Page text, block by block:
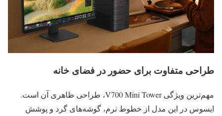
طراحی متفاوت برای حضور در فضای خانه
مهم‌ترین ویژگی V700 Mini Tower، طراحی ظاهری آن است.
ایسوس در این مدل از خطوط نرم، گوشه‌های گرد و پوشش